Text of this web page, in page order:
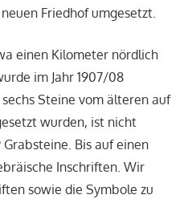
Friedhof umgesetzt.
einen Kilometer nördlich
im Jahr 1907/08
Steine vom älteren auf
wurden, ist nicht
Bis auf einen
Inschriften. Wir
sowie die Symbole zu